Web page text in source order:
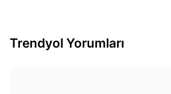
Trendyol Yorumları